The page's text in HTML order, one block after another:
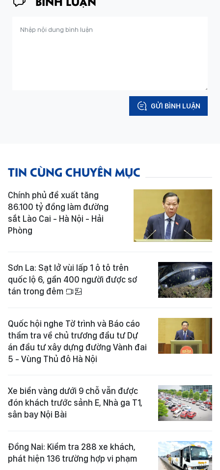
GỬI BÌNH LUẬN
TIN CÙNG CHUYÊN MỤC
Chính phủ đề xuất tăng
86.100 tỷ đồng làm đường
sắt Lào Cai - Hà Nội - Hải
Phòng
Sơn La: Sạt lở vùi lấp 1 ô tô trên
quốc lộ 6, gần 400 người được sơ
tán trong đêm
Quốc hội nghe Tờ trình và Báo cáo
thẩm tra về chủ trương đầu tư Dự
án đầu tư xây dựng đường Vành đai
5 - Vùng Thủ đô Hà Nội
Xe biển vàng dưới 9 chỗ vẫn được
đón khách trước sảnh E, Nhà ga T1,
sân bay Nội Bài
Đồng Nai: Kiểm tra 288 xe khách,
phát hiện 136 trường hợp vi phạm